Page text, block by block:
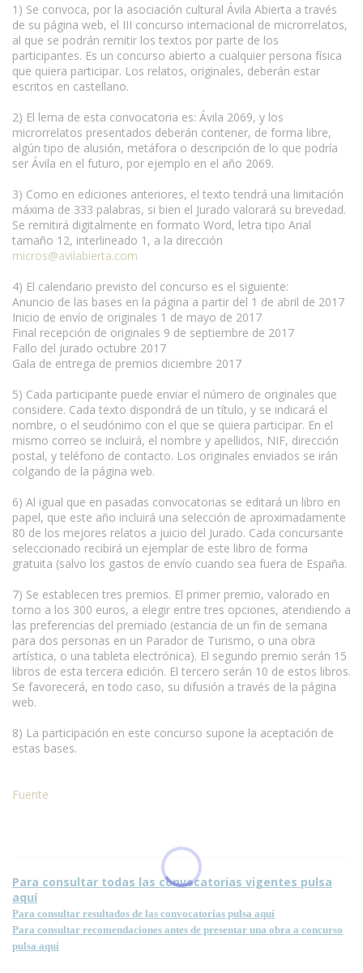
1) Se convoca, por la asociación cultural Ávila Abierta a través
de su página web, el III concurso internacional de microrrelatos,
al que se podrán remitir los textos por parte de los
participantes. Es un concurso abierto a cualquier persona física
que quiera participar. Los relatos, originales, deberán estar
escritos en castellano.
2) El lema de esta convocatoria es: Ávila 2069, y los
microrrelatos presentados deberán contener, de forma libre,
algún tipo de alusión, metáfora o descripción de lo que podría
ser Ávila en el futuro, por ejemplo en el año 2069.
3) Como en ediciones anteriores, el texto tendrá una limitación
máxima de 333 palabras, si bien el Jurado valorará su brevedad.
Se remitirá digitalmente en formato Word, letra tipo Arial
tamaño 12, interlineado 1, a la dirección
micros@avilabierta.com
4) El calendario previsto del concurso es el siguiente:
Anuncio de las bases en la página a partir del 1 de abril de 2017
Inicio de envío de originales 1 de mayo de 2017
Final recepción de originales 9 de septiembre de 2017
Fallo del jurado octubre 2017
Gala de entrega de premios diciembre 2017
5) Cada participante puede enviar el número de originales que
considere. Cada texto dispondrá de un título, y se indicará el
nombre, o el seudónimo con el que se quiera participar. En el
mismo correo se incluirá, el nombre y apellidos, NIF, dirección
postal, y teléfono de contacto. Los originales enviados se irán
colgando de la página web.
6) Al igual que en pasadas convocatorias se editará un libro en
papel, que este año incluirá una selección de aproximadamente
80 de los mejores relatos a juicio del Jurado. Cada concursante
seleccionado recibirá un ejemplar de este libro de forma
gratuita (salvo los gastos de envío cuando sea fuera de España.
7) Se establecen tres premios. El primer premio, valorado en
torno a los 300 euros, a elegir entre tres opciones, atendiendo a
las preferencias del premiado (estancia de un fin de semana
para dos personas en un Parador de Turismo, o una obra
artística, o una tableta electrónica). El segundo premio serán 15
libros de esta tercera edición. El tercero serán 10 de estos libros.
Se favorecerá, en todo caso, su difusión a través de la página
web.
8) La participación en este concurso supone la aceptación de
estas bases.
Fuente
Para consultar todas las convocatorias vigentes pulsa
aquí
Para consultar resultados de las convocatorias pulsa aquí
Para consultar recomendaciones antes de presentar una obra a concurso
pulsa aquí